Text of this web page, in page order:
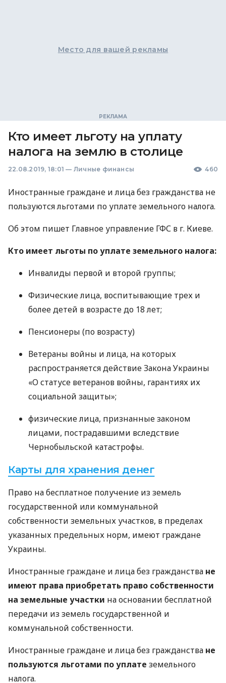
Место для вашей рекламы
Кто имеет льготу на уплату
налога на землю в столице
22.08.2019, 18:01 — Личные финансы 460
Иностранные граждане и лица без гражданства не
пользуются льготами по уплате земельного налога.
Об этом пишет Главное управление ГФС в г. Киеве.
Кто имеет льготы по уплате земельного налога:
Инвалиды первой и второй группы;
Физические лица, воспитывающие трех и
более детей в возрасте до 18 лет;
Пенсионеры (по возрасту)
Ветераны войны и лица, на которых
распространяется действие Закона Украины
«О статусе ветеранов войны, гарантиях их
социальной защиты»;
физические лица, признанные законом
лицами, пострадавшими вследствие
Чернобыльской катастрофы.
Карты для хранения денег
Право на бесплатное получение из земель
государственной или коммунальной
собственности земельных участков, в пределах
указанных предельных норм, имеют граждане
Украины.
Иностранные граждане и лица без гражданства не
имеют права приобретать право собственности
на земельные участки на основании бесплатной
передачи из земель государственной и
коммунальной собственности.
Иностранные граждане и лица без гражданства не
пользуются льготами по уплате земельного
налога.